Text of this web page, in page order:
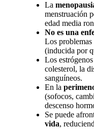
La
menstruación
edad media
No es una
Los problemas
(inducida por
Los
colesterol, la
sanguíneos.
En la
(sofocos,
descenso
Se puede
vida,